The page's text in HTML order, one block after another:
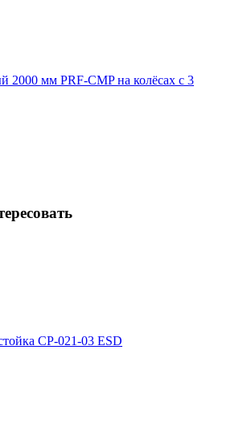
мм PRF-CMP на колёсах с 3
СР-021-03 ESD